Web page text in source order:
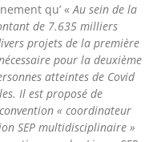
qu’ « Au sein de la
de 7.635 milliers
projets de la première
pour la deuxième
atteintes de Covid
Il est proposé de
« coordinateur
SEP multidisciplinaire »